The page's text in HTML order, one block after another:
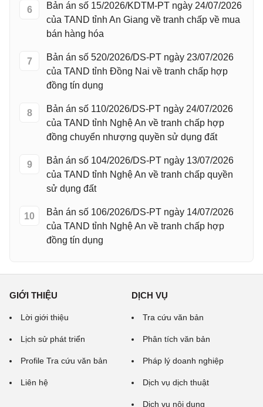
6
Bản án số 15/2026/KDTM-PT ngày 24/07/2026
của TAND tỉnh An Giang về tranh chấp về mua
bán hàng hóa
7
Bản án số 520/2026/DS-PT ngày 23/07/2026
của TAND tỉnh Đồng Nai về tranh chấp hợp
đồng tín dụng
8
Bản án số 110/2026/DS-PT ngày 24/07/2026
của TAND tỉnh Nghệ An về tranh chấp hợp
đồng chuyển nhượng quyền sử dụng đất
9
Bản án số 104/2026/DS-PT ngày 13/07/2026
của TAND tỉnh Nghệ An về tranh chấp quyền
sử dụng đất
10
Bản án số 106/2026/DS-PT ngày 14/07/2026
của TAND tỉnh Nghệ An về tranh chấp hợp
đồng tín dụng
GIỚI THIỆU
Lời giới thiệu
Lịch sử phát triển
Profile Tra cứu văn bản
Liên hệ
DỊCH VỤ
Tra cứu văn bản
Phân tích văn bản
Pháp lý doanh nghiệp
Dịch vụ dịch thuật
Dịch vụ nội dung